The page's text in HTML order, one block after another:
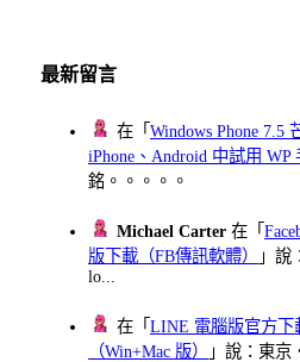
最新留言
在「Windows Phone 7.5
iPhone、Android 中試用 WP
銘。。。。。
Michael Carter 在「
版下載（FB傳訊軟體）
」說
lo...
在「LINE 電腦版官方下
（Win+Mac 版）
」說：東京